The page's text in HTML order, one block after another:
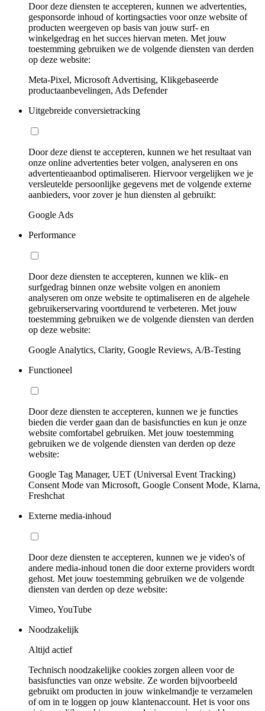
Door deze diensten te accepteren, kunnen we advertenties,
gesponsorde inhoud of kortingsacties voor onze website of
producten weergeven op basis van jouw surf- en
winkelgedrag en het succes hiervan meten. Met jouw
toestemming gebruiken we de volgende diensten van derden
op deze website:
Meta-Pixel, Microsoft Advertising, Klikgebaseerde
productaanbevelingen, Ads Defender
Uitgebreide conversietracking
Door deze dienst te accepteren, kunnen we het resultaat van
onze online advertenties beter volgen, analyseren en ons
advertentieaanbod optimaliseren. Hiervoor vergelijken we je
versleutelde persoonlijke gegevens met de volgende externe
aanbieders, voor zover je hun diensten al gebruikt:
Google Ads
Performance
Door deze diensten te accepteren, kunnen we klik- en
surfgedrag binnen onze website volgen en anoniem
analyseren om onze website te optimaliseren en de algehele
gebruikerservaring voortdurend te verbeteren. Met jouw
toestemming gebruiken we de volgende diensten van derden
op deze website:
Google Analytics, Clarity, Google Reviews, A/B-Testing
Functioneel
Door deze diensten te accepteren, kunnen we je functies
bieden die verder gaan dan de basisfuncties en kun je onze
website comfortabel gebruiken. Met jouw toestemming
gebruiken we de volgende diensten van derden op deze
website:
Google Tag Manager, UET (Universal Event Tracking)
Consent Mode van Microsoft, Google Consent Mode, Klarna,
Freshchat
Externe media-inhoud
Door deze diensten te accepteren, kunnen we je video's of
andere media-inhoud tonen die door externe providers wordt
gehost. Met jouw toestemming gebruiken we de volgende
diensten van derden op deze website:
Vimeo, YouTube
Noodzakelijk
Altijd actief
Technisch noodzakelijke cookies zorgen alleen voor de
basisfuncties van onze website. Ze worden bijvoorbeeld
gebruikt om producten in jouw winkelmandje te verzamelen
of om in te loggen op jouw klantenaccount. Het is voor ons